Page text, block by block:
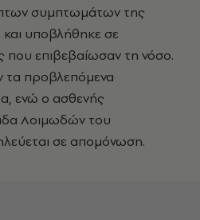
συμπτωμάτων της
και υποβλήθηκε σε
που επιβεβαίωσαν τη νόσο.
τα προβλεπόμενα
ενώ ο ασθενής
Λοιμωδών του
σε απομόνωση.